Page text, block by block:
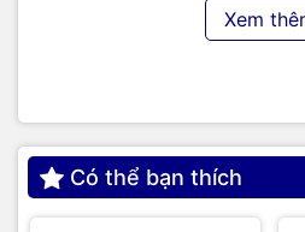
TIC.VN– Nhà phân phối và cung
uy tín tại Việt Nam. Chúng tôi
phẩm:Laptop,Máy tính PC,Máy
mạng,Camera giám sát,Tổng đài
Xem
Có thể bạn thích